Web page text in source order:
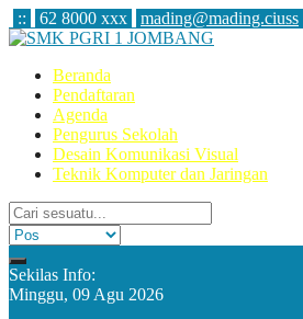
:: 62 8000 xxx mading@mading.ciuss
Beranda
Pendaftaran
Agenda
Pengurus Sekolah
Desain Komunikasi Visual
Teknik Komputer dan Jaringan
Sekilas Info:
Minggu, 09 Agu 2026